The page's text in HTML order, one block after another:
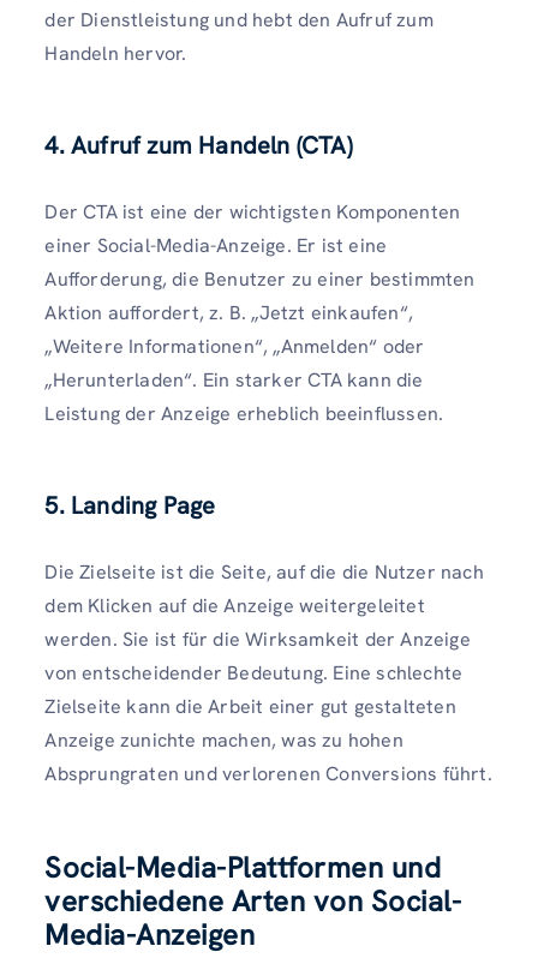
der Dienstleistung und hebt den Aufruf zum
Handeln hervor.
4. Aufruf zum Handeln (CTA)
Der CTA ist eine der wichtigsten Komponenten
einer Social-Media-Anzeige. Er ist eine
Aufforderung, die Benutzer zu einer bestimmten
Aktion auffordert, z. B. „Jetzt einkaufen“,
„Weitere Informationen“, „Anmelden“ oder
„Herunterladen“. Ein starker CTA kann die
Leistung der Anzeige erheblich beeinflussen.
5. Landing Page
Die Zielseite ist die Seite, auf die die Nutzer nach
dem Klicken auf die Anzeige weitergeleitet
werden. Sie ist für die Wirksamkeit der Anzeige
von entscheidender Bedeutung. Eine schlechte
Zielseite kann die Arbeit einer gut gestalteten
Anzeige zunichte machen, was zu hohen
Absprungraten und verlorenen Conversions führt.
Social-Media-Plattformen und
verschiedene Arten von Social-
Media-Anzeigen